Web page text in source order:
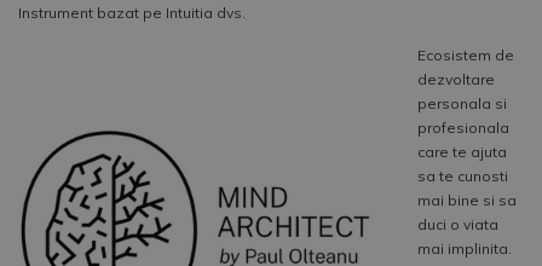
Instrument bazat pe Intuitia dvs.
Ecosistem de
dezvoltare
personala si
profesionala
care te ajuta
sa te cunosti
mai bine si sa
duci o viata
mai implinita.